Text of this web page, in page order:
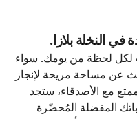
النخلة بلازا.
لكل لحظة من يومك. سواء
عن مساحة مريحة لإنجاز
مع الأصدقاء، ستجد
المفضلة المُحضّرة